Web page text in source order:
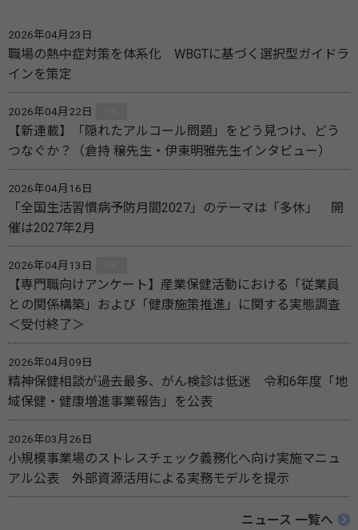
2026年04月23日
職場の熱中症対策を体系化 WBGTに基づく選択型ガイドラ
インを策定
2026年04月22日
【新連載】「隠れたアルコール問題」をどう見つけ、どう
つなぐか？（倉持 穣先生・伊東明雅先生インタビュー）
2026年04月16日
「全国生活習慣病予防月間2027」のテーマは「多休」 開
催は2027年2月
2026年04月13日
【専門職向けアンケート】産業保健活動における「従業員
との関係構築」および「健康施策推進」に関する実態調査
＜受付終了＞
2026年04月09日
精神保健相談が過去最多、がん検診は低迷 令和6年度「地
域保健・健康増進事業報告」を公表
2026年03月26日
小規模事業場のストレスチェック義務化へ向け実施マニュ
アル公表 外部資源活用による実務モデルを提示
ニュース 一覧へ